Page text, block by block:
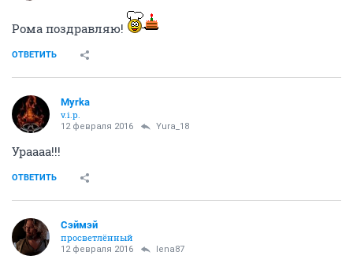
Рома поздравляю!
ОТВЕТИТЬ
Myrka
v.i.p.
12 февраля 2016 Yura_18
Ураааа!!!
ОТВЕТИТЬ
Сэймэй
просветлённый
12 февраля 2016 lena87